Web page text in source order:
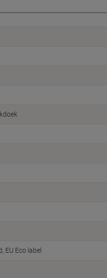
EU Eco label